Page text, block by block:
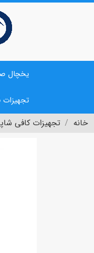
یخچال
خانه تجهیزات کافی